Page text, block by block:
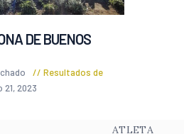
DE BUENOS
Resultados de
2023
ATLETA